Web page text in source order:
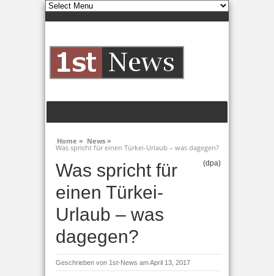
Home » News »
Was spricht für einen Türkei-Urlaub – was dagegen?
Was spricht für
einen Türkei-
Urlaub – was
dagegen?
(dpa)
Geschrieben von 1st-News am April 13, 2017